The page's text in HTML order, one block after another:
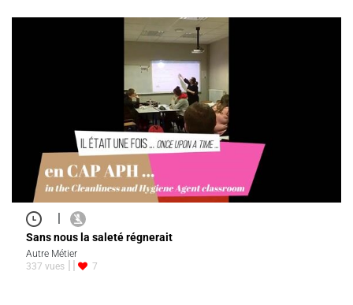
|
Sans nous la saleté régnerait
Autre Métier
337 vues
7